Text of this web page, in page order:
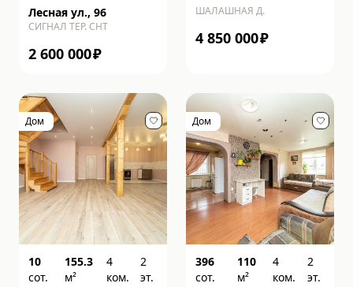
Лесная ул., 96
СИГНАЛ ТЕР. СНТ
2 600 000₽
ШАЛАШНАЯ Д.
4 850 000₽
Дом
10
сот.
155.3
м²
4
ком.
2
эт.
Дом
396
сот.
110
м²
4
ком.
2
эт.